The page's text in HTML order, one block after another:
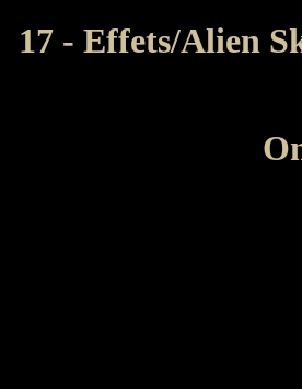
17 - Effets/Alien